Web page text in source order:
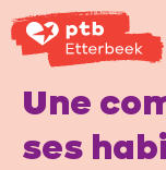
Une
ses